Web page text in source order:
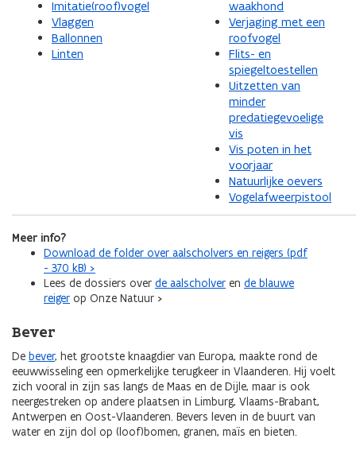
Imitatie(roof)vogel
Vlaggen
Ballonnen
Linten
waakhond
Verjaging met een
roofvogel
Flits- en
spiegeltoestellen
Uitzetten van
minder
predatiegevoelige
vis
Vis poten in het
voorjaar
Natuurlijke oevers
Vogelafweerpistool
Meer info?
Download de folder over aalscholvers en reigers (pdf
- 370 kB) >
Lees de dossiers over de aalscholver en de blauwe
reiger op Onze Natuur >
Bever
De bever, het grootste knaagdier van Europa, maakte rond de
eeuwwisseling een opmerkelijke terugkeer in Vlaanderen. Hij voelt
zich vooral in zijn sas langs de Maas en de Dijle, maar is ook
neergestreken op andere plaatsen in Limburg, Vlaams-Brabant,
Antwerpen en Oost-Vlaanderen. Bevers leven in de buurt van
water en zijn dol op (loof)bomen, granen, maïs en bieten.